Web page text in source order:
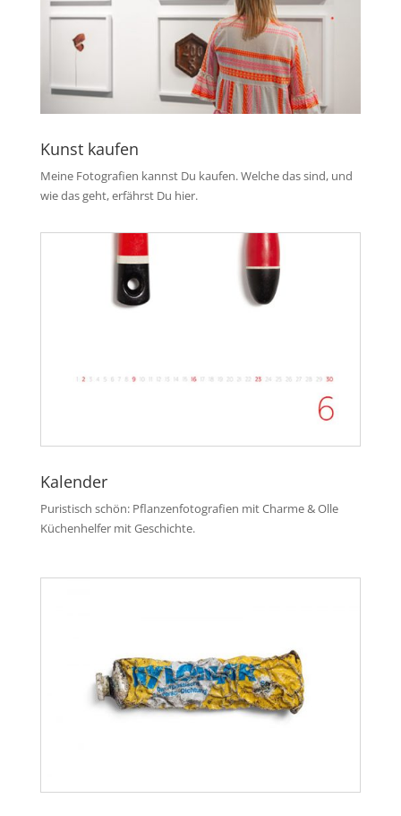
Kunst kaufen
Meine Fotografien kannst Du kaufen. Welche das sind, und
wie das geht, erfährst Du hier.
Kalender
Puristisch schön: Pflanzenfotografien mit Charme & Olle
Küchenhelfer mit Geschichte.